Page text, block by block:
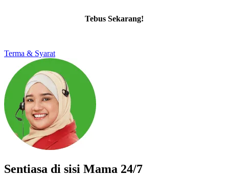
Tebus Sekarang!
Terma & Syarat
Sentiasa di sisi Mama 24/7